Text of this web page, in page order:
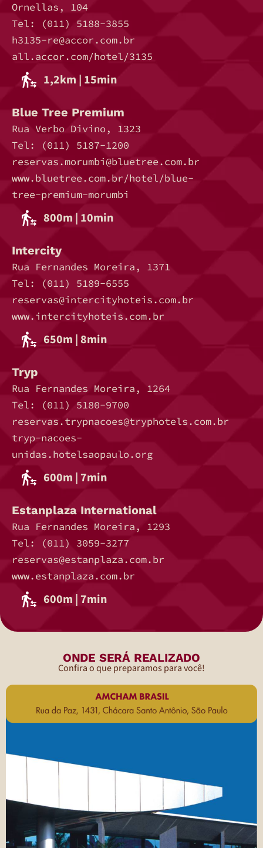
Ornellas, 104
Tel: (011) 5188-3855
h3135-re@accor.com.br
all.accor.com/hotel/3135
1,2km | 15min
Blue Tree Premium
Rua Verbo Divino, 1323
Tel: (011) 5187-1200
reservas.morumbi@bluetree.com.br
www.bluetree.com.br/hotel/blue-
tree-premium-morumbi
800m | 10min
Intercity
Rua Fernandes Moreira, 1371
Tel: (011) 5189-6555
reservas@intercityhoteis.com.br
www.intercityhoteis.com.br
650m | 8min
Tryp
Rua Fernandes Moreira, 1264
Tel: (011) 5180-9700
reservas.trypnacoes@tryphotels.com.br
tryp-nacoes-
unidas.hotelsaopaulo.org
600m | 7min
Estanplaza International
Rua Fernandes Moreira, 1293
Tel: (011) 3059-3277
reservas@estanplaza.com.br
www.estanplaza.com.br
600m | 7min
ONDE SERÁ REALIZADO
Confira o que preparamos para você!